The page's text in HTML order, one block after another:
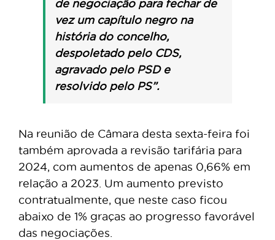
de negociação para fechar de
vez um capítulo negro na
história do concelho,
despoletado pelo CDS,
agravado pelo PSD e
resolvido pelo PS”.
Na reunião de Câmara desta sexta-feira foi
também aprovada a revisão tarifária para
2024, com aumentos de apenas 0,66% em
relação a 2023. Um aumento previsto
contratualmente, que neste caso ficou
abaixo de 1% graças ao progresso favorável
das negociações.